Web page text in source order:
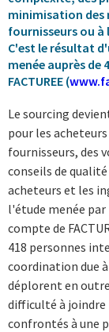
minimisation des
fournisseurs ou à
C'est le résultat
menée auprès
FACTUREE (
Le sourcing
pour les
fournisseurs, des
conseils de
acheteurs et les
l'étude menée
compte de
418 personnes
coordination due
déplorent en
difficulté à joindre
confrontés à une